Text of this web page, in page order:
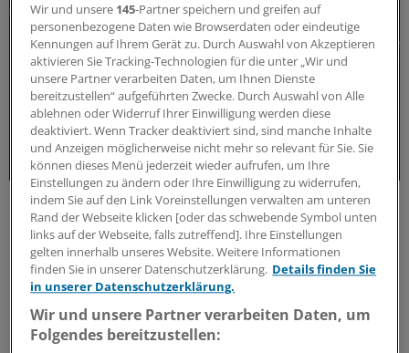
Forschungs-Update
Neue Antibiotika-Studie entschlüsselt
besonderen Wirkmechanismus
Für die Langzeitprophylaxe von Harnwegsinfektionen
sind geringe Resistenzraten und gute Verträglichkeit
entscheidend. Eine neue Studie zeigt, warum dieses
Antibiotikum beides erfüllt.
Wir und unsere 145-Partner speichern und greifen auf
personenbezogene Daten wie Browserdaten oder eindeutige
Kennungen auf Ihrem Gerät zu. Durch Auswahl von Akzeptieren
aktivieren Sie Tracking-Technologien für die unter „Wir und
unsere Partner verarbeiten Daten, um Ihnen Dienste
bereitzustellen“ aufgeführten Zwecke. Durch Auswahl von Alle
ablehnen oder Widerruf Ihrer Einwilligung werden diese
deaktiviert. Wenn Tracker deaktiviert sind, sind manche Inhalte
und Anzeigen möglicherweise nicht mehr so relevant für Sie. Sie
können dieses Menü jederzeit wieder aufrufen, um Ihre
Einstellungen zu ändern oder Ihre Einwilligung zu widerrufen,
indem Sie auf den Link Voreinstellungen verwalten am unteren
Rand der Webseite klicken [oder das schwebende Symbol unten
links auf der Webseite, falls zutreffend]. Ihre Einstellungen
gelten innerhalb unseres Website. Weitere Informationen
finden Sie in unserer Datenschutzerklärung. Details finden Sie
in unserer Datenschutzerklärung.
Wir und unsere Partner verarbeiten Daten, um
Folgendes bereitzustellen: